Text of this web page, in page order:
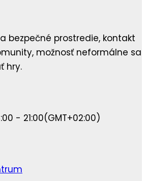
bezpečné prostredie, kontakt
možnosť neformálne sa
hry.
- 21:00(GMT+02:00)